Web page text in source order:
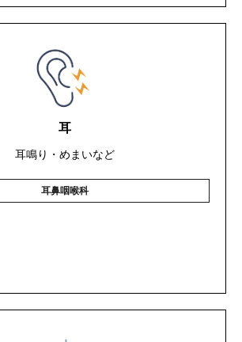
耳
耳鳴り・めまいなど
耳鼻咽喉科